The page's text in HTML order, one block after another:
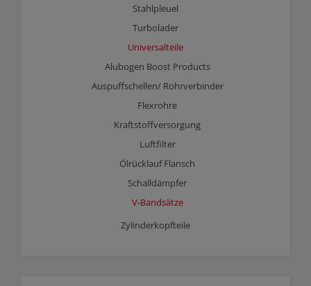
Stahlpleuel
Turbolader
Universalteile
Alubogen Boost Products
Auspuffschellen/ Rohrverbinder
Flexrohre
Kraftstoffversorgung
Luftfilter
Ölrücklauf Flansch
Schalldämpfer
V-Bandsätze
Zylinderkopfteile